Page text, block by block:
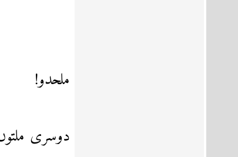
ملحدو!
دوسری